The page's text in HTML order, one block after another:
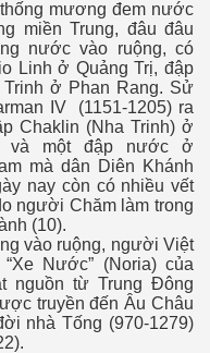
mương đem nước
miền Trung, đâu đâu
nước vào ruộng, có
Linh ở Quảng Trị, đập
ở Phan Rang. Sử
IV (1151-1205) ra
Chaklin (Nha Trinh) ở
và một đập nước ở
mà dân Diên Khánh
nay còn có nhiều vết
người Chăm làm trong
(10).
vào ruộng, người Việt
Nước” (Noria) của
nguồn từ Trung Đông
truyền đến Âu Châu
nhà Tống (970-1279)